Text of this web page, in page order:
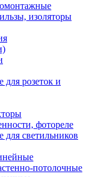
изоляторы
розеток и
фотореле
светильников
потолочные